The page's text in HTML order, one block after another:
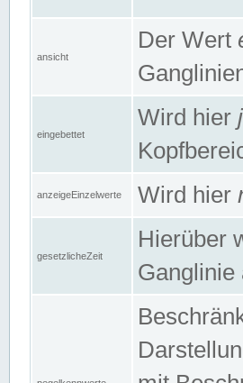
ansicht
Der Wert
eingebettet
Wird hier
anzeigeEinzelwerte Wird hier
gesetzlicheZeit
Hierüber
Ganglinie